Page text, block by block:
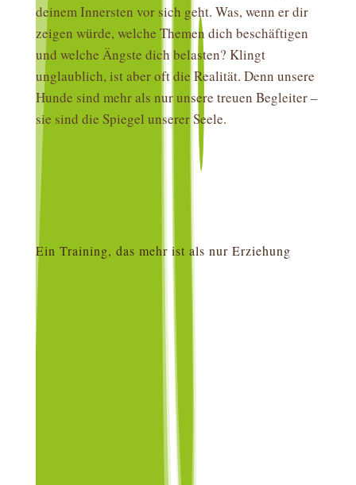
deinem Innersten vor sich geht. Was, wenn er dir
zeigen würde, welche Themen dich beschäftigen
und welche Ängste dich belasten? Klingt
unglaublich, ist aber oft die Realität. Denn unsere
Hunde sind mehr als nur unsere treuen Begleiter –
sie sind die Spiegel unserer Seele.
Ein Training, das mehr ist als nur Erziehung